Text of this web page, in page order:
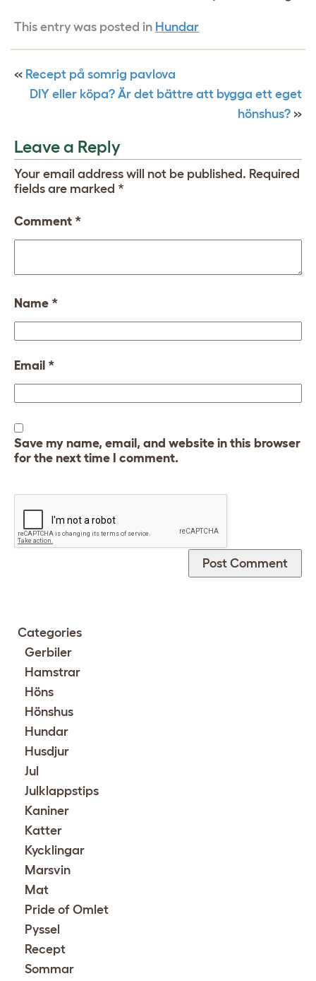
This entry was posted in Hundar
« Recept på somrig pavlova
DIY eller köpa? Är det bättre att bygga ett eget
hönshus? »
Leave a Reply
Your email address will not be published. Required
fields are marked *
Comment *
Name *
Email *
Save my name, email, and website in this browser
for the next time I comment.
Categories
Gerbiler
Hamstrar
Höns
Hönshus
Hundar
Husdjur
Jul
Julklappstips
Kaniner
Katter
Kycklingar
Marsvin
Mat
Pride of Omlet
Pyssel
Recept
Sommar